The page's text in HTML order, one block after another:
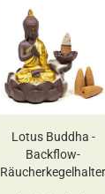
Lotus Buddha -
Backflow-
Räucherkegelhalter